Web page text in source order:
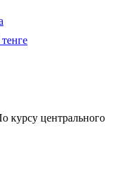
курсу центрального